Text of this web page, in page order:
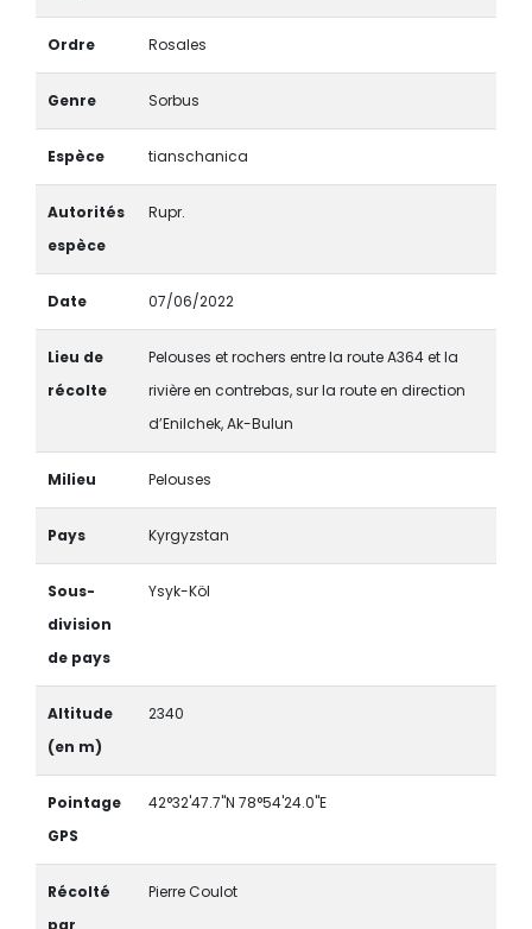
Ordre Rosales
Genre Sorbus
Espèce tianschanica
Autorités
espèce
Rupr.
Date 07/06/2022
Lieu de
récolte
Pelouses et rochers entre la route A364 et la
rivière en contrebas, sur la route en direction
d’Enilchek, Ak-Bulun
Milieu Pelouses
Pays Kyrgyzstan
Sous-
division
de pays
Ysyk-Köl
Altitude
(en m)
2340
Pointage
GPS
42°32'47.7"N 78°54'24.0"E
Récolté
par
Pierre Coulot